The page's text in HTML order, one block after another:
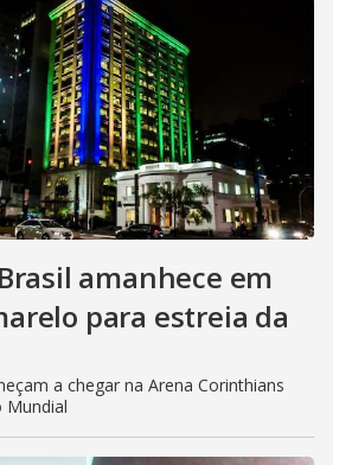
amanhece em
para estreia da
a chegar na Arena Corinthians
Mundial